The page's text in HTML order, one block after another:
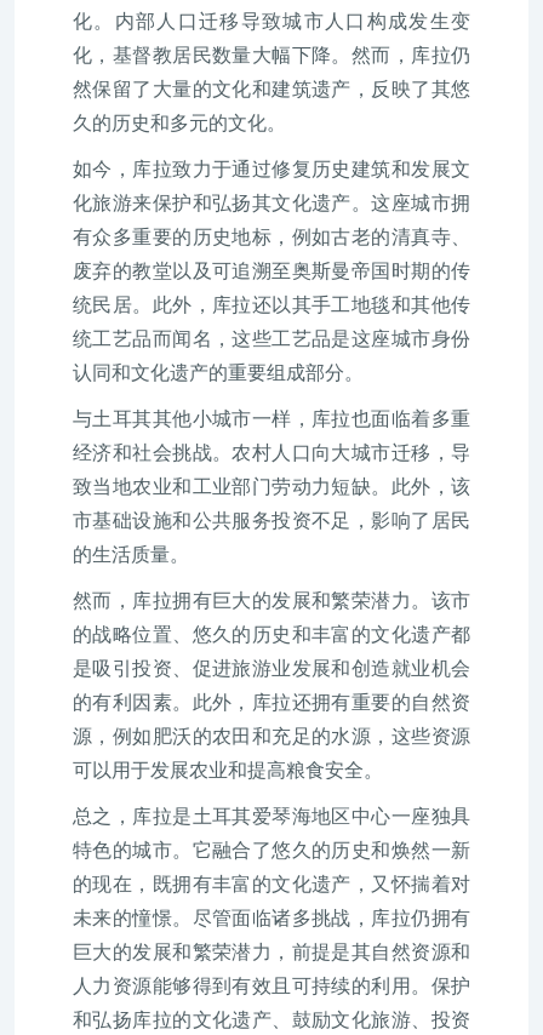
化。内部人口迁移导致城市人口构成发生变
化，基督教居民数量大幅下降。然而，库拉仍
然保留了大量的文化和建筑遗产，反映了其悠
久的历史和多元的文化。
如今，库拉致力于通过修复历史建筑和发展文
化旅游来保护和弘扬其文化遗产。这座城市拥
有众多重要的历史地标，例如古老的清真寺、
废弃的教堂以及可追溯至奥斯曼帝国时期的传
统民居。此外，库拉还以其手工地毯和其他传
统工艺品而闻名，这些工艺品是这座城市身份
认同和文化遗产的重要组成部分。
与土耳其其他小城市一样，库拉也面临着多重
经济和社会挑战。农村人口向大城市迁移，导
致当地农业和工业部门劳动力短缺。此外，该
市基础设施和公共服务投资不足，影响了居民
的生活质量。
然而，库拉拥有巨大的发展和繁荣潜力。该市
的战略位置、悠久的历史和丰富的文化遗产都
是吸引投资、促进旅游业发展和创造就业机会
的有利因素。此外，库拉还拥有重要的自然资
源，例如肥沃的农田和充足的水源，这些资源
可以用于发展农业和提高粮食安全。
总之，库拉是土耳其爱琴海地区中心一座独具
特色的城市。它融合了悠久的历史和焕然一新
的现在，既拥有丰富的文化遗产，又怀揣着对
未来的憧憬。尽管面临诸多挑战，库拉仍拥有
巨大的发展和繁荣潜力，前提是其自然资源和
人力资源能够得到有效且可持续的利用。保护
和弘扬库拉的文化遗产、鼓励文化旅游、投资